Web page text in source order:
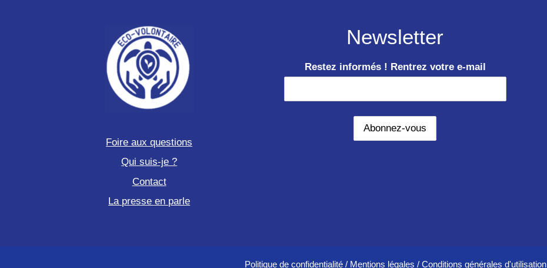
Foire aux questions
Qui suis-je ?
Contact
La presse en parle
Newsletter
Restez informés ! Rentrez votre e-mail
Politique de confidentialité/ Mentions légales / Conditions générales d'utilisation